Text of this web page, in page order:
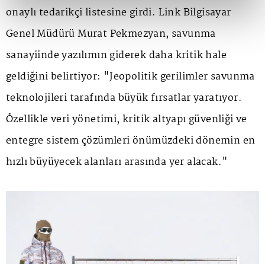
onaylı tedarikçi listesine girdi. Link Bilgisayar
Genel Müdürü Murat Pekmezyan, savunma
sanayiinde yazılımın giderek daha kritik hale
geldiğini belirtiyor: "Jeopolitik gerilimler savunma
teknolojileri tarafında büyük fırsatlar yaratıyor.
Özellikle veri yönetimi, kritik altyapı güvenliği ve
entegre sistem çözümleri önümüzdeki dönemin en
hızlı büyüyecek alanları arasında yer alacak."